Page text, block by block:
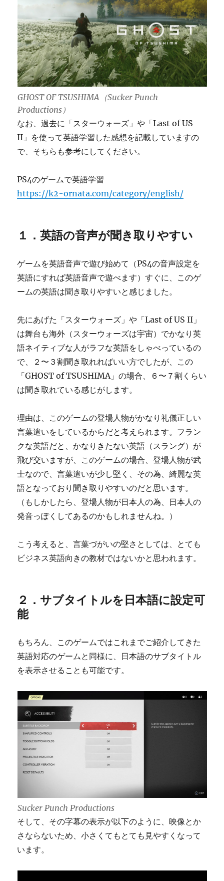
GHOST OF TSUSHIMA（Sucker Punch
Productions）
なお、過去に「スターウォーズ」や「Last of US
II」を使って英語学習した感想を記載していますの
で、そちらも参考にしてください。
PS4のゲームで英語学習
https://k2-ornata.com/category/english/
１．英語の音声が聞き取りやすい
ゲームを英語音声で遊び始めて（PS4の音声設定を
英語にすれば英語音声で遊べます）すぐに、このゲ
ームの英語は聞き取りやすいと感じました。
先にあげた「スターウォーズ」や「Last of US II」
は舞台も海外（スターウォーズは宇宙）でかなり英
語ネイティブな人がラフな英語をしゃべっているの
で、２〜３割聞き取れればいい方でしたが、この
「GHOST of TSUSHIMA」の場合、６〜７割くらい
は聞き取れている感じがします。
理由は、このゲームの登場人物がかなり礼儀正しい
言葉遣いをしているからだと考えられます。フラン
クな英語だと、かなりきたない英語（スラング）が
飛び交いますが、このゲームの場合、登場人物が武
士なので、言葉遣いが少し堅く、その為、綺麗な英
語となっており聞き取りやすいのだと思います。
（もしかしたら、登場人物が日本人の為、日本人の
発音っぽくしてあるのかもしれませんね。）
こう考えると、言葉づがいの堅さとしては、とても
ビジネス英語向きの教材ではないかと思われます。
２．サブタイトルを日本語に設定可
能
もちろん、このゲームではこれまでご紹介してきた
英語対応のゲームと同様に、日本語のサブタイトル
を表示させることも可能です。
Sucker Punch Productions
そして、その字幕の表示が以下のように、映像とか
さならないため、小さくてもとても見やすくなって
います。